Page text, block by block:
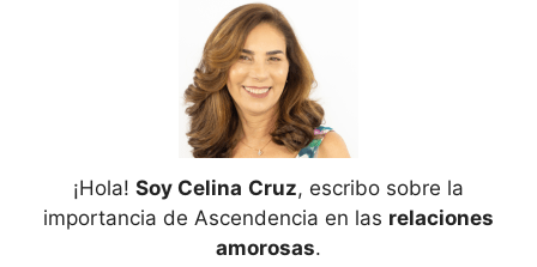
¡Hola! Soy Celina Cruz, escribo sobre la
importancia de Ascendencia en las relaciones
amorosas.